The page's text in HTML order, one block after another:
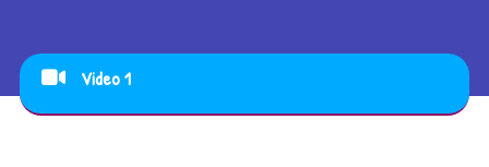
Video 1